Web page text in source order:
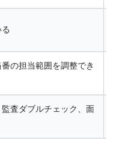
の担当範囲を調整でき
査ダブルチェック、面